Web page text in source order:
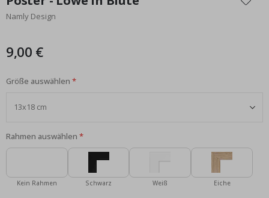
der
Bildgalerie
Namly Design
9,00 €
Größe auswählen
Rahmen auswählen
Kein Rahmen Schwarz Weiß Eiche